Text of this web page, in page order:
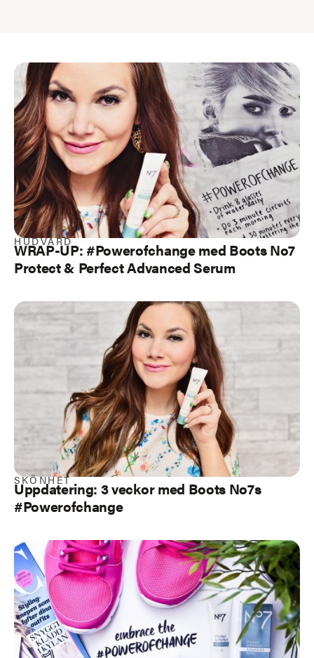
HUDVÅRD
WRAP-UP: #Powerofchange med Boots No7
Protect & Perfect Advanced Serum
SKÖNHET
Uppdatering: 3 veckor med Boots No7s
#Powerofchange